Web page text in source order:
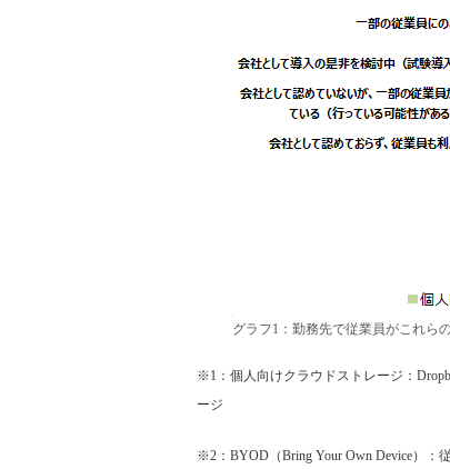
グラフ1：勤務先で従業員がこれら
※1：個人向けクラウドストレージ：
ージ
※2：BYOD（Bring Your Own Device）：